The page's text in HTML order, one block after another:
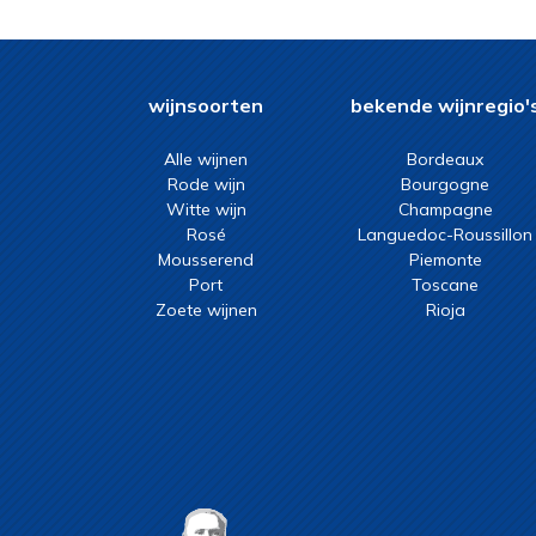
sangiovese, canaiolo,
cabernet sauvignon
sauvignon blanc, sémillon,
syrah, grenache
syrah, grenache, carignan
tannat, cabernet
tannat, cabernet
sauvignon, cabernet franc
tempranillo
wijnsoorten
Alle wijnen
Rode wijn
Witte wijn
Rosé
Mousserend
Port
Zoete wijnen
bekende
Bordeaux
Bourgogne
Champagne
Languedoc-Roussillon
Piemonte
Toscane
Rioja